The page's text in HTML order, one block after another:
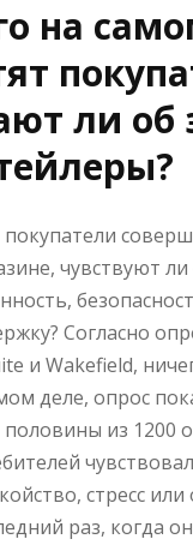
на
ли об
покупатели
чувствуют
Согласно
и Wakefield,
деле, опрос
половины из 1200
стресс
раз, когда